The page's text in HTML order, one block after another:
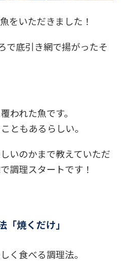
をいただきました！
で底引き網で揚がったそ
われた魚です。
ともあるらしい。
いのかまで教えていただ
調理スタートです！
焼くだけ」
く食べる調理法。